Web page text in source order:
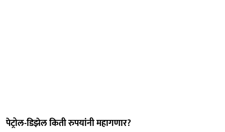
पेट्रोल-डिझेल किती रुपयांनी महागणार?